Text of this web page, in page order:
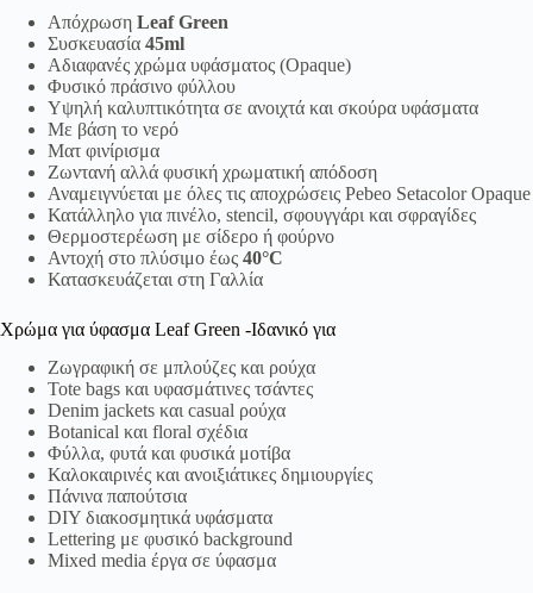
Απόχρωση Leaf Green
Συσκευασία 45ml
Αδιαφανές χρώμα υφάσματος (Opaque)
Φυσικό πράσινο φύλλου
Υψηλή καλυπτικότητα σε ανοιχτά και σκούρα υφάσματα
Με βάση το νερό
Ματ φινίρισμα
Ζωντανή αλλά φυσική χρωματική απόδοση
Αναμειγνύεται με όλες τις αποχρώσεις Pebeo Setacolor Opaque
Κατάλληλο για πινέλο, stencil, σφουγγάρι και σφραγίδες
Θερμοστερέωση με σίδερο ή φούρνο
Αντοχή στο πλύσιμο έως 40°C
Κατασκευάζεται στη Γαλλία
Χρώμα για ύφασμα Leaf Green -Ιδανικό για
Ζωγραφική σε μπλούζες και ρούχα
Tote bags και υφασμάτινες τσάντες
Denim jackets και casual ρούχα
Botanical και floral σχέδια
Φύλλα, φυτά και φυσικά μοτίβα
Καλοκαιρινές και ανοιξιάτικες δημιουργίες
Πάνινα παπούτσια
DIY διακοσμητικά υφάσματα
Lettering με φυσικό background
Mixed media έργα σε ύφασμα